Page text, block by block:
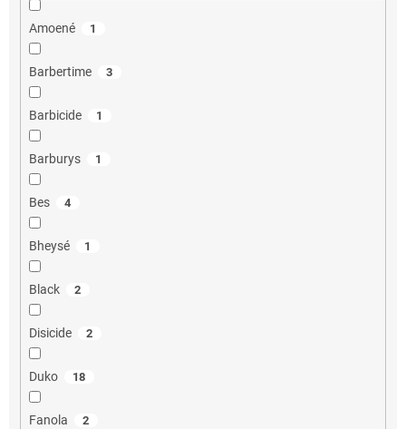
Amoené 1
Barbertime 3
Barbicide 1
Barburys 1
Bes 4
Bheysé 1
Black 2
Disicide 2
Duko 18
Fanola 2